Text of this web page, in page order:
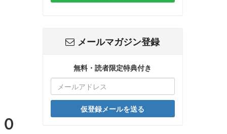
メールマガジン登録
無料・読者限定特典付き
仮登録メールを送る